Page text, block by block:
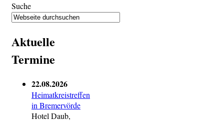
Suche
Aktuelle
Termine
22.08.2026
Heimatkreistreffen
in Bremervörde
Hotel Daub,